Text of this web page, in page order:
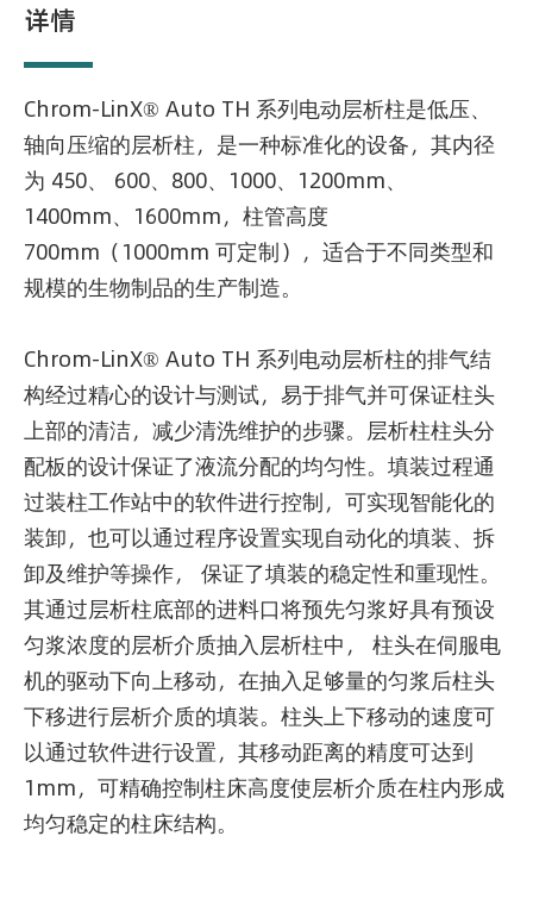
详情
Chrom-LinX® Auto TH 系列电动层析柱是低压、
轴向压缩的层析柱，是一种标准化的设备，其内径
为 450、 600、800、1000、1200mm、
1400mm、1600mm，柱管高度
700mm（1000mm 可定制），适合于不同类型和
规模的生物制品的生产制造。
Chrom-LinX® Auto TH 系列电动层析柱的排气结
构经过精心的设计与测试，易于排气并可保证柱头
上部的清洁，减少清洗维护的步骤。层析柱柱头分
配板的设计保证了液流分配的均匀性。填装过程通
过装柱工作站中的软件进行控制，可实现智能化的
装卸，也可以通过程序设置实现自动化的填装、拆
卸及维护等操作， 保证了填装的稳定性和重现性。
其通过层析柱底部的进料口将预先匀浆好具有预设
匀浆浓度的层析介质抽入层析柱中， 柱头在伺服电
机的驱动下向上移动，在抽入足够量的匀浆后柱头
下移进行层析介质的填装。柱头上下移动的速度可
以通过软件进行设置，其移动距离的精度可达到
1mm，可精确控制柱床高度使层析介质在柱内形成
均匀稳定的柱床结构。